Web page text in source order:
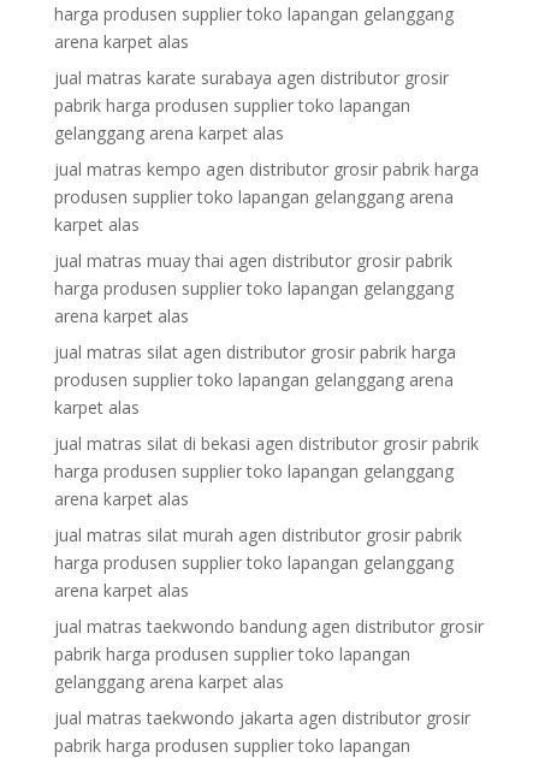
harga produsen supplier toko lapangan gelanggang
arena karpet alas
jual matras karate surabaya agen distributor grosir
pabrik harga produsen supplier toko lapangan
gelanggang arena karpet alas
jual matras kempo agen distributor grosir pabrik harga
produsen supplier toko lapangan gelanggang arena
karpet alas
jual matras muay thai agen distributor grosir pabrik
harga produsen supplier toko lapangan gelanggang
arena karpet alas
jual matras silat agen distributor grosir pabrik harga
produsen supplier toko lapangan gelanggang arena
karpet alas
jual matras silat di bekasi agen distributor grosir pabrik
harga produsen supplier toko lapangan gelanggang
arena karpet alas
jual matras silat murah agen distributor grosir pabrik
harga produsen supplier toko lapangan gelanggang
arena karpet alas
jual matras taekwondo bandung agen distributor grosir
pabrik harga produsen supplier toko lapangan
gelanggang arena karpet alas
jual matras taekwondo jakarta agen distributor grosir
pabrik harga produsen supplier toko lapangan